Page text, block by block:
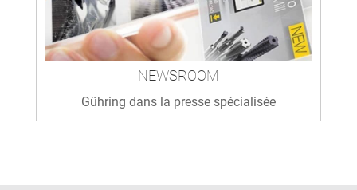
NEWSROOM
Gühring dans la presse spécialisée